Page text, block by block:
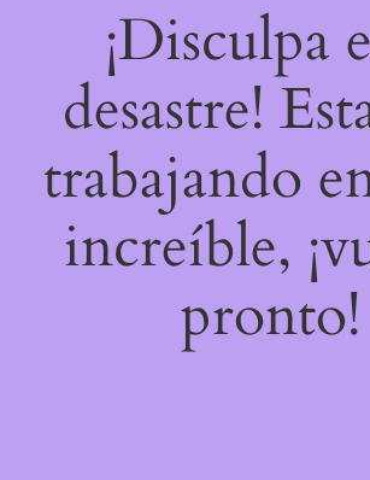
¡Disculpa
desastre!
trabajando
increíble,
pronto!